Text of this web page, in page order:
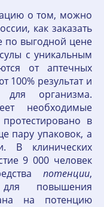
о том, можно
как заказать
по выгодной цене
с уникальным
от аптечных
100% результат и
организма.
необходимые
в
пару упаковок, а
В клинических
9 000 человек
потенции,
для повышения
на потенцию